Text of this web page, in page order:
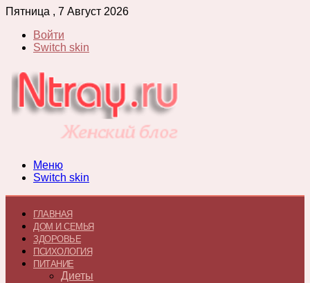
Пятница , 7 Август 2026
Войти
Switch skin
Меню
Switch skin
ГЛАВНАЯ
ДОМ И СЕМЬЯ
ЗДОРОВЬЕ
ПСИХОЛОГИЯ
ПИТАНИЕ
Диеты